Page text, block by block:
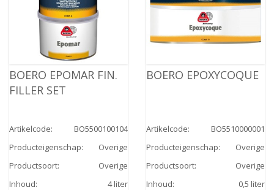
BOERO EPOMAR FIN.
FILLER SET
Artikelcode:
BO5500100104
Producteigenschap:
Overige
Productsoort:
Overige
Inhoud:
4 liter
BOERO EPOXYCOQUE
Artikelcode:
BO5510000001
Producteigenschap:
Overige
Productsoort:
Overige
Inhoud:
0,5 liter